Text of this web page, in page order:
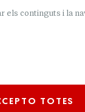
els continguts i la
TOTES